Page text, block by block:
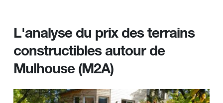
L'analyse du prix des terrains
constructibles autour de
Mulhouse (M2A)